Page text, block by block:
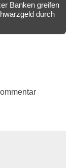
Banken greifen
durch